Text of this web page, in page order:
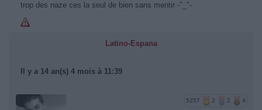
trop des naze ces la seul de bien sans mentir -"_"-
Latino-Espana
Il y a 14 an(s) 4 mois à 11:39
5257 2 2 4